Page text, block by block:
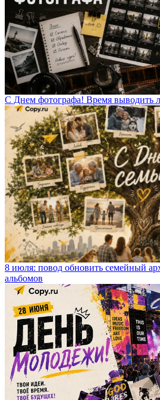
С Днем фотографа! Время выводить
8 июля: повод обновить семейный
альбомов